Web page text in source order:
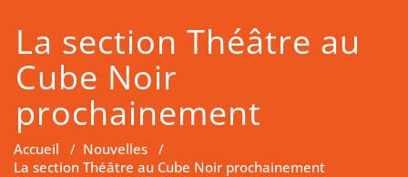
La section Théâtre au
Cube Noir
prochainement
Accueil / Nouvelles /
La section Théâtre au Cube Noir prochainement